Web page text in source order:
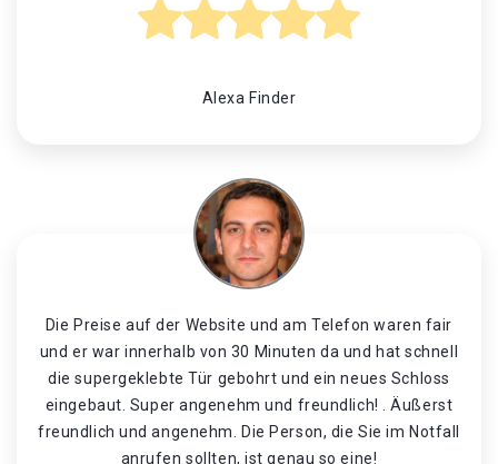
Alexa Finder
Die Preise auf der Website und am Telefon waren fair
und er war innerhalb von 30 Minuten da und hat schnell
die supergeklebte Tür gebohrt und ein neues Schloss
eingebaut. Super angenehm und freundlich! . Äußerst
freundlich und angenehm. Die Person, die Sie im Notfall
anrufen sollten, ist genau so eine!